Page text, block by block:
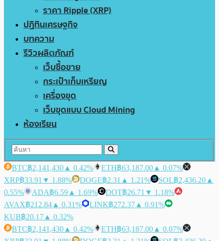
ราคา Ripple (XRP)
ปฏิทินเศรษฐกิจ
บทความ
รีวิวผลิตภัณฑ์
เว็บซื้อขาย
กระเป๋าเก็บเหรียญ
เครื่องขุด
เว็บขุดแบบ Cloud Mining
ห้องเรียน
BTC฿2,141,430 ▲ 0.42% ETH฿63,187.00 ▲ 0.07%
XRP฿33.91 ▼ 1.88% DOGE฿2.31 ▲ 1.21% SOL฿2,436.20 ▲
0.55%
ADA฿6.59 ▲ 1.69% DOT฿26.71 ▼ 1.18%
AVAX฿212.84 ▲ 0.31% LINK฿272.37 ▲ 0.91%
KUB฿20.17 ▲ 0.32%
BTC฿2,141,430 ▲ 0.42% ETH฿63,187.00 ▲ 0.07%